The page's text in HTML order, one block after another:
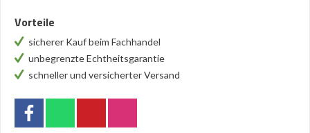
Vorteile
sicherer Kauf beim Fachhandel
unbegrenzte Echtheitsgarantie
schneller und versicherter Versand